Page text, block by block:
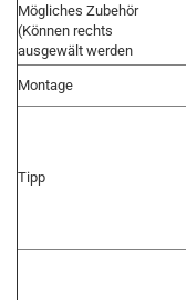
Mögliches Zubehör
(Können rechts
ausgewält werden
Montage
Tipp